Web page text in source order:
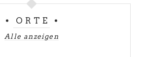
ORTE
Alle anzeigen